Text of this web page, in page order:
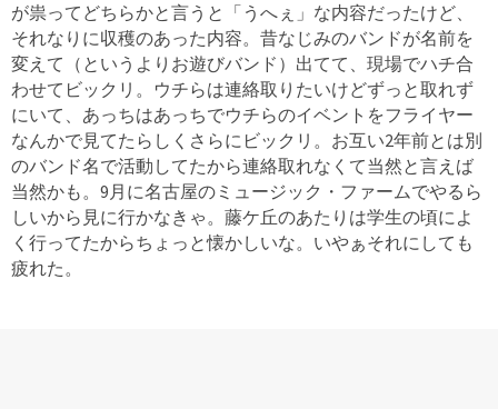
が祟ってどちらかと言うと「うへぇ」な内容だったけど、
それなりに収穫のあった内容。昔なじみのバンドが名前を
変えて（というよりお遊びバンド）出てて、現場でハチ合
わせてビックリ。ウチらは連絡取りたいけどずっと取れず
にいて、あっちはあっちでウチらのイベントをフライヤー
なんかで見てたらしくさらにビックリ。お互い2年前とは別
のバンド名で活動してたから連絡取れなくて当然と言えば
当然かも。9月に名古屋のミュージック・ファームでやるら
しいから見に行かなきゃ。藤ケ丘のあたりは学生の頃によ
く行ってたからちょっと懐かしいな。いやぁそれにしても
疲れた。